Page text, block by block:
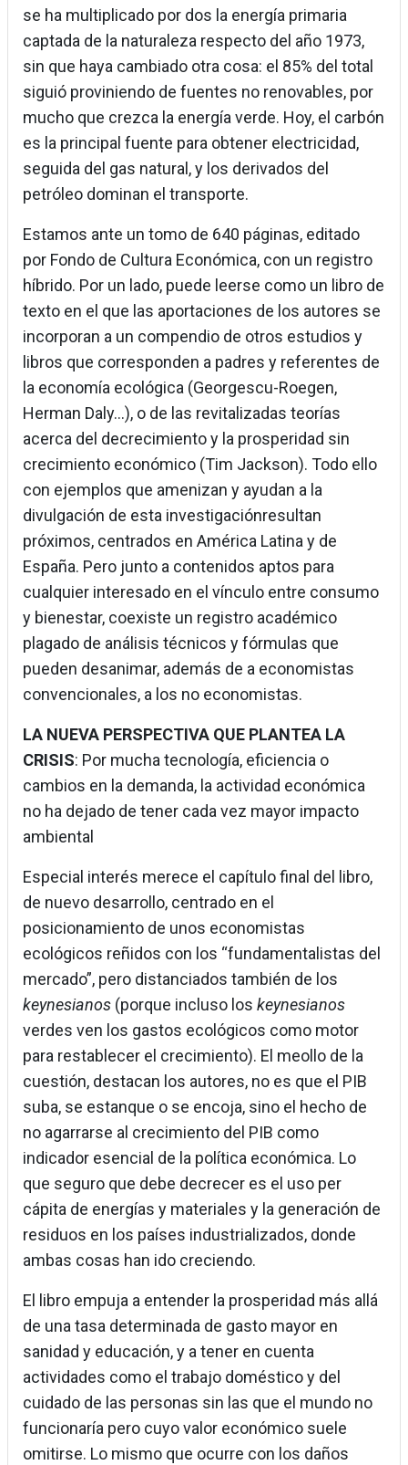
se ha multiplicado por dos la energía primaria
captada de la naturaleza respecto del año 1973,
sin que haya cambiado otra cosa: el 85% del total
siguió proviniendo de fuentes no renovables, por
mucho que crezca la energía verde. Hoy, el carbón
es la principal fuente para obtener electricidad,
seguida del gas natural, y los derivados del
petróleo dominan el transporte.
Estamos ante un tomo de 640 páginas, editado
por Fondo de Cultura Económica, con un registro
híbrido. Por un lado, puede leerse como un libro de
texto en el que las aportaciones de los autores se
incorporan a un compendio de otros estudios y
libros que corresponden a padres y referentes de
la economía ecológica (Georgescu-Roegen,
Herman Daly…), o de las revitalizadas teorías
acerca del decrecimiento y la prosperidad sin
crecimiento económico (Tim Jackson). Todo ello
con ejemplos que amenizan y ayudan a la
divulgación de esta investigaciónresultan
próximos, centrados en América Latina y de
España. Pero junto a contenidos aptos para
cualquier interesado en el vínculo entre consumo
y bienestar, coexiste un registro académico
plagado de análisis técnicos y fórmulas que
pueden desanimar, además de a economistas
convencionales, a los no economistas.
LA NUEVA PERSPECTIVA QUE PLANTEA LA
CRISIS: Por mucha tecnología, eficiencia o
cambios en la demanda, la actividad económica
no ha dejado de tener cada vez mayor impacto
ambiental
Especial interés merece el capítulo final del libro,
de nuevo desarrollo, centrado en el
posicionamiento de unos economistas
ecológicos reñidos con los “fundamentalistas del
mercado”, pero distanciados también de los
keynesianos (porque incluso los keynesianos
verdes ven los gastos ecológicos como motor
para restablecer el crecimiento). El meollo de la
cuestión, destacan los autores, no es que el PIB
suba, se estanque o se encoja, sino el hecho de
no agarrarse al crecimiento del PIB como
indicador esencial de la política económica. Lo
que seguro que debe decrecer es el uso per
cápita de energías y materiales y la generación de
residuos en los países industrializados, donde
ambas cosas han ido creciendo.
El libro empuja a entender la prosperidad más allá
de una tasa determinada de gasto mayor en
sanidad y educación, y a tener en cuenta
actividades como el trabajo doméstico y del
cuidado de las personas sin las que el mundo no
funcionaría pero cuyo valor económico suele
omitirse. Lo mismo que ocurre con los daños